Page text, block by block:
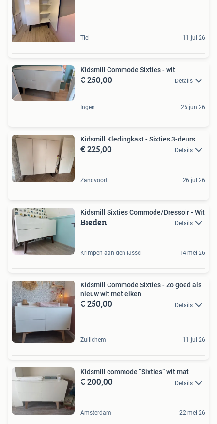
Tiel 11 jul 26
Kidsmill Commode Sixties - wit
€ 250,00 Details
Ingen 25 jun 26
Kidsmill Kledingkast - Sixties 3-deurs
€ 225,00 Details
Zandvoort 26 jul 26
Kidsmill Sixties Commode/Dressoir - Wit
Bieden Details
Krimpen aan den IJssel 14 mei 26
Kidsmill Commode Sixties - Zo goed als
nieuw wit met eiken
€ 250,00 Details
Zuilichem 11 jul 26
Kidsmill commode “Sixties” wit mat
€ 200,00 Details
Amsterdam 22 mei 26